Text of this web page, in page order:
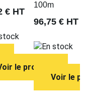
€ HT
le produit
100m
96,75 € HT
En stock
Voir le